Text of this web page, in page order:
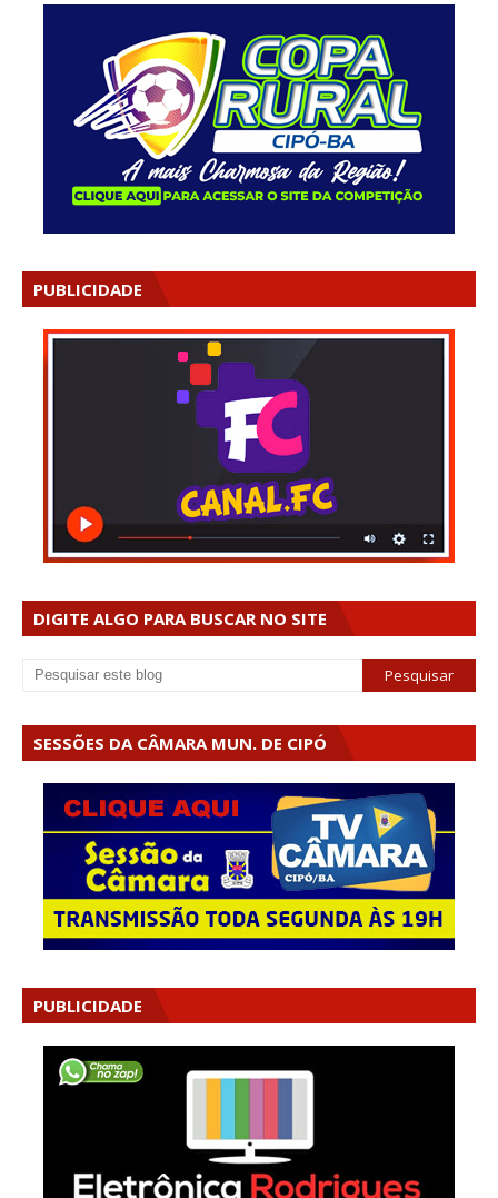
PUBLICIDADE
DIGITE ALGO PARA BUSCAR NO SITE
SESSÕES DA CÂMARA MUN. DE CIPÓ
PUBLICIDADE